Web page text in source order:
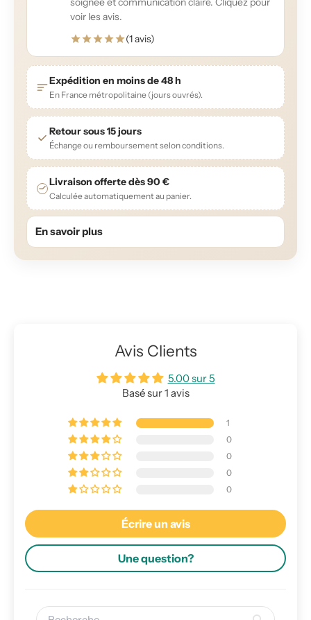
voir les avis.
(1 avis)
Expédition en moins de 48 h
En France métropolitaine (jours ouvrés).
Retour sous 15 jours
Échange ou remboursement selon conditions.
Livraison offerte dès 90 €
Calculée automatiquement au panier.
En savoir plus
Avis Clients
5.00 sur 5
Basé sur 1 avis
1
0
0
0
0
Écrire un avis
Une question?